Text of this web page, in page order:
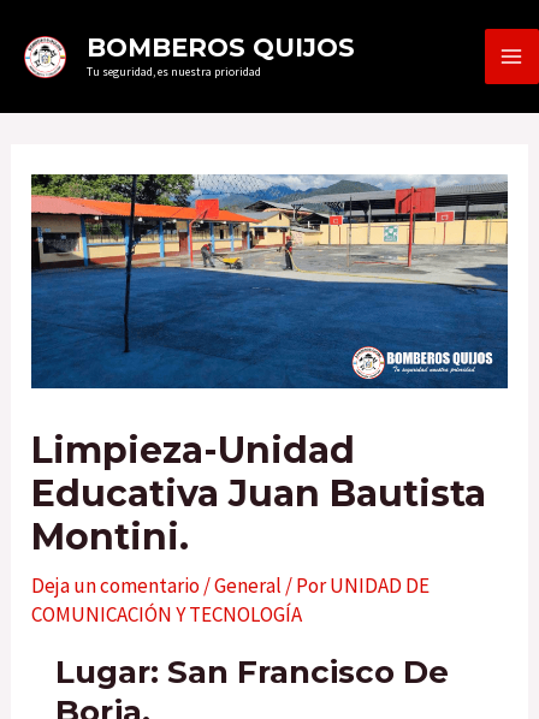
BOMBEROS QUIJOS
Tu seguridad, es nuestra prioridad
Limpieza-Unidad
Educativa Juan Bautista
Montini.
Deja un comentario/General / PorUNIDAD DE
COMUNICACIÓN Y TECNOLOGÍA
Lugar: San Francisco De